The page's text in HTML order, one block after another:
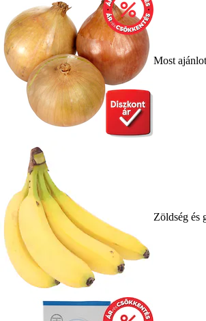
Most
Zöldség és